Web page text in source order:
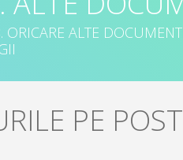
ORICARE ALTE
PE POST